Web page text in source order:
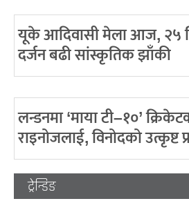
यूके आदिवासी मेला आज, २५
दर्जन बढी सांस्कृतिक झाँकी
लन्डनमा ‘माया टी–१०’
राइनोजलाई, विनोदको उत्कृष्ट
ट्रेन्डिङ